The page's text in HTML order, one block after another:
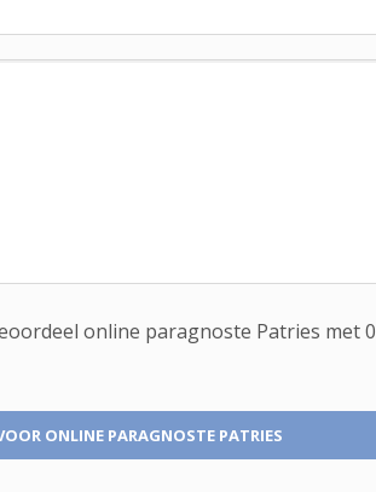
online paragnoste Patries met0
ONLINE PARAGNOSTE PATRIES